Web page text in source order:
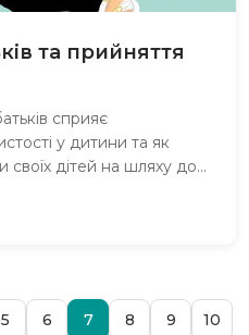
та прийняття
сприяє
у дитини та як
своїх дітей на шляху до
5 6 7 8 9 10